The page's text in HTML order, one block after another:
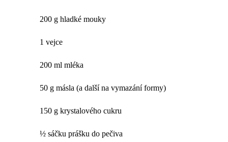
200 g hladké mouky
1 vejce
200 ml mléka
50 g másla (a další na vymazání formy)
150 g krystalového cukru
½ sáčku prášku do pečiva